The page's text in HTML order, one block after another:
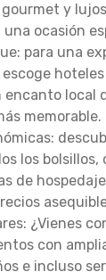
y
ocasión
para una
encanto local
memorable.
los bolsillos,
de
¿Vienes
con
e incluso